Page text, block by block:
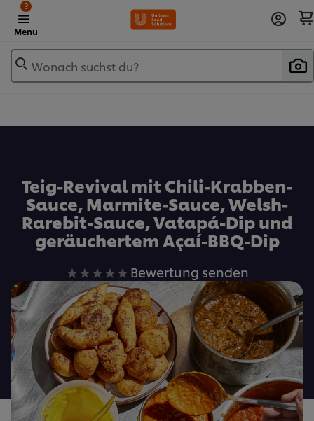
Menu
?
Wonach suchst du?
Teig-Revival mit Chili-Krabben-
Sauce, Marmite-Sauce, Welsh-
Rarebit-Sauce, Vatapá-Dip und
geräuchertem Açaí-BBQ-Dip
Keine
Bewertungen
für
dieses
recipe
abgegeben
Bewertung senden